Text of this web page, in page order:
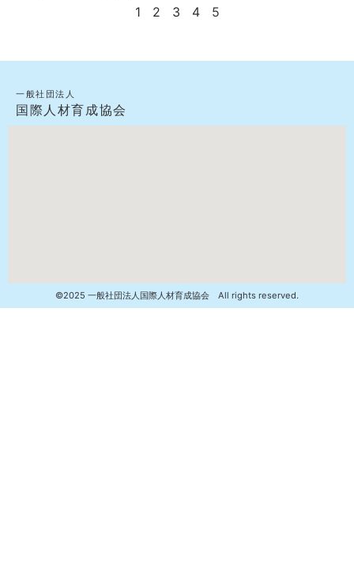
1
2 3 4 5
一般社団法人
国際人材育成協会
©2025 一般社団法人国際人材育成協会 All rights reserved.